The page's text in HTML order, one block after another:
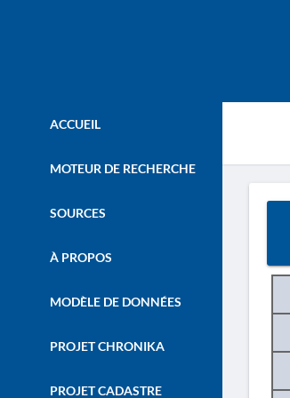
ACCUEIL
MOTEUR DE RECHERCHE
SOURCES
À PROPOS
MODÈLE DE DONNÉES
PROJET CHRONIKA
PROJET CADASTRE